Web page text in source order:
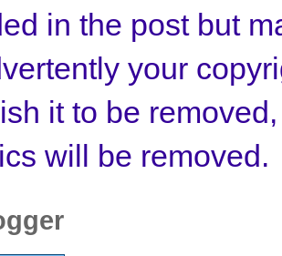
in the post but
your
it to be
will be removed.